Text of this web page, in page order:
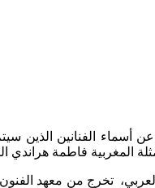
المغربية فاطمة